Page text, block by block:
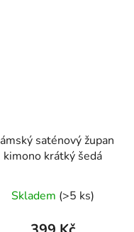
saténový župan
kimono krátký šedá
Skladem (>5 ks)